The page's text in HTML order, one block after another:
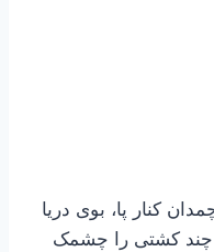
کنار پا، بوی دریا
چند کشتی را چشمک